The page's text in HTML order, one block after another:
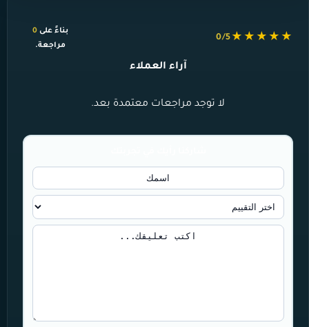
★★★★★
0/5
بناءً على 0
مراجعة.
آراء العملاء
لا توجد مراجعات معتمدة بعد.